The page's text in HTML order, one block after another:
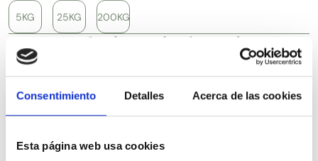
Consentimiento Detalles Acerca de las cookies
Esta página web usa cookies
limpiadores faciales y corporales. Deja una
agradable sensación tras la apicación porque
forming) dejando la piel suave y en cabello facilita
el peinado, aumenta la suavidad, mejora la
hidratación y refuerza la resistencia del cabello a
5KG 25KG 200KG
Artículos relacionados